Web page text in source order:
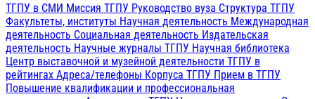
ТГПУ в СМИ Миссия ТГПУ Руководство вуза Структура ТГПУ
Факультеты, институты Научная деятельность Международная
деятельность Социальная деятельность Издательская
деятельность Научные журналы ТГПУ Научная библиотека
Центр выставочной и музейной деятельности ТГПУ в
рейтингах Адреса/телефоны Корпуса ТГПУ Прием в ТГПУ
Повышение квалификации и профессиональная